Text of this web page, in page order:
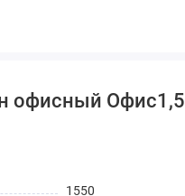
офисный Офис1,5
1550